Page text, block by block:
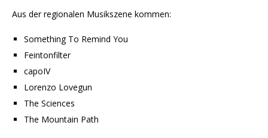
Aus der regionalen Musikszene kommen:
Something To Remind You
Feintonfilter
capoIV
Lorenzo Lovegun
The Sciences
The Mountain Path